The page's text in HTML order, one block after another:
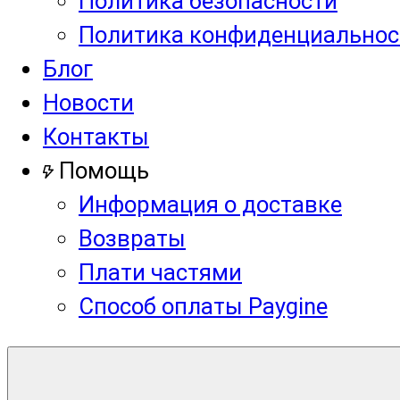
Политика
Блог
Новости
Контакты
Помощь
Информация о доставке
Возвраты
Плати частями
Способ оплаты Paygine